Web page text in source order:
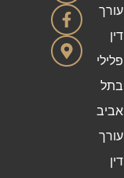
עורך
דין
פלילי
בתל
אביב
עורך
דין